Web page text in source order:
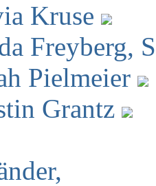
Kruse
Freyberg,
Pielmeier
Grantz